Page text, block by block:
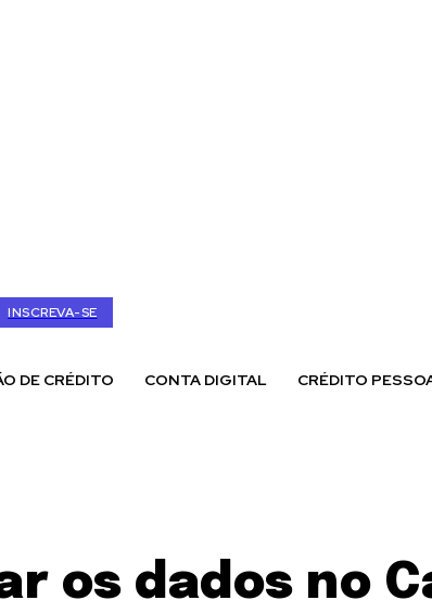
INSCREVA-SE
DE CRÉDITO CONTA DIGITAL CRÉDITO
os dados no